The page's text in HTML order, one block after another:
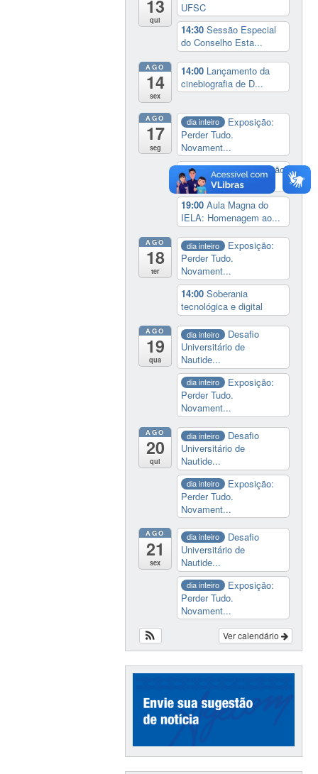
13
qui
UFSC
14:30Sessão Especial
do Conselho Esta...
AGO
14
sex
14:00 Lançamento da
cinebiografia de D...
AGO
17
seg
dia inteiro
Exposição:
Perder Tudo.
Novament...
16:00Curso de formação
em Jornalismo ...
19:00Aula Magna do
IELA: Homenagem ao...
AGO
18
ter
dia inteiro
Exposição:
Perder Tudo.
Novament...
14:00Soberania
tecnológica e digital
AGO
19
qua
dia inteiro
Desafio
Universitário de
Nautide...
dia inteiro
Exposição:
Perder Tudo.
Novament...
AGO
20
qui
dia inteiro
Desafio
Universitário de
Nautide...
dia inteiro
Exposição:
Perder Tudo.
Novament...
AGO
21
sex
dia inteiro
Desafio
Universitário de
Nautide...
dia inteiro
Exposição:
Perder Tudo.
Novament...
Ver calendário